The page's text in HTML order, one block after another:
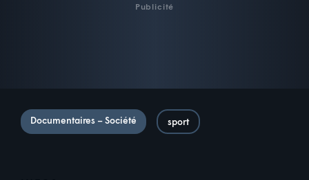
Publicité
Documentaires – Société sport